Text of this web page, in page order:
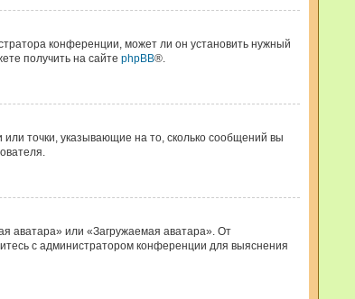
конференции, может ли он установить нужный
получить на сайте phpBB®.
или точки, указывающие на то, сколько сообщений вы
аватара» или «Загружаемая аватара». От
с администратором конференции для выяснения